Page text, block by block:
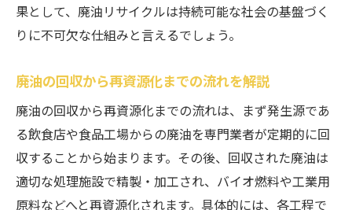
果として、廃油リサイクルは持続可能な社会の基盤づく
りに不可欠な仕組みと言えるでしょう。
廃油の回収から再資源化までの流れを解説
廃油の回収から再資源化までの流れは、まず発生源であ
る飲食店や食品工場からの廃油を専門業者が定期的に回
収することから始まります。その後、回収された廃油は
適切な処理施設で精製・加工され、バイオ燃料や工業用
原料などへと再資源化されます。具体的には、各工程で